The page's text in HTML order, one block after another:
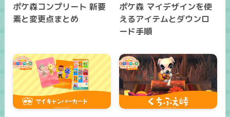
ポケ森コンプリート 新要
素と変更点まとめ
ポケ森 マイデザインを使
えるアイテムとダウンロ
ード手順